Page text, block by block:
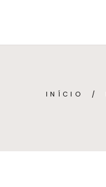
INÍCIO /